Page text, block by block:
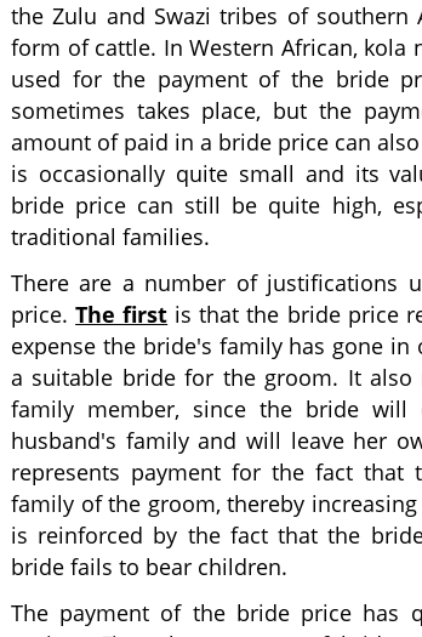
the Zulu and Swazi tribes of
form of cattle. In Western African, kola
used for the payment of the bride
sometimes takes place, but the
amount of paid in a bride price can
is occasionally quite small and its
bride price can still be quite high,
traditional families.
There are a number of justifications
price.The first is that the bride price
expense the bride's family has gone
a suitable bride for the groom. It
family member, since the bride
husband's family and will leave her
represents payment for the fact
family of the groom, thereby
is reinforced by the fact that the
bride fails to bear children.
The payment of the bride price has